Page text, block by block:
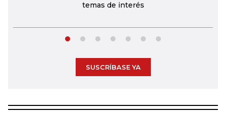
temas de interés
SUSCRÍBASE YA